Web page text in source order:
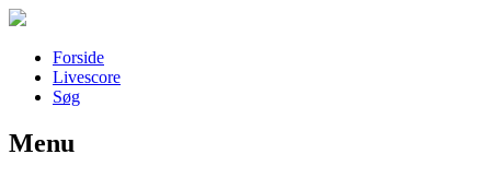
Forside
Livescore
Søg
Наши партнеры
Menu